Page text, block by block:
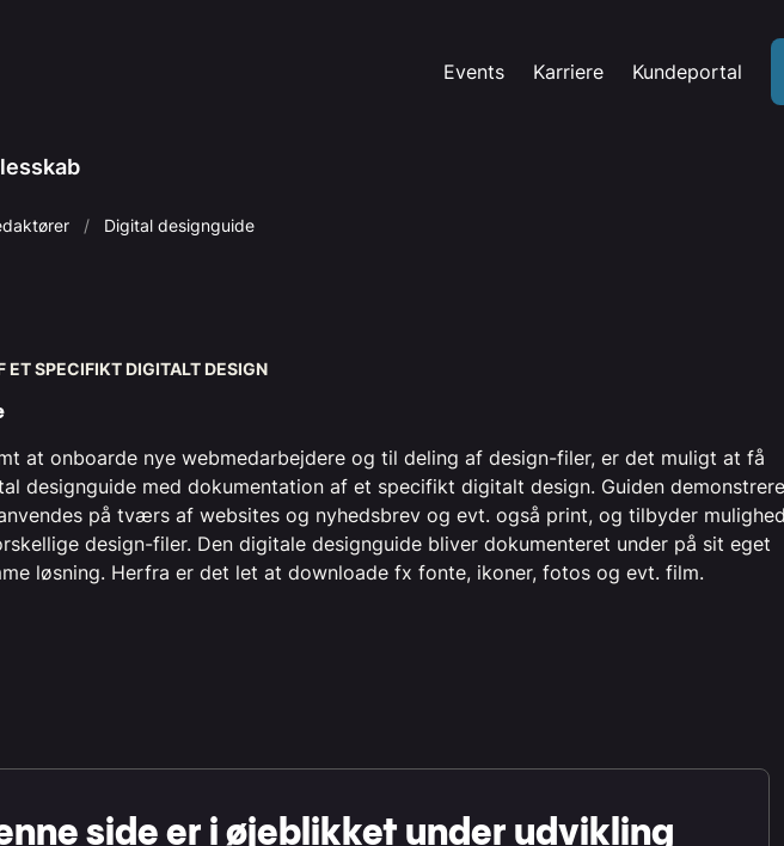
Events Karriere Kundeportal
Digital designguide
ET SPECIFIKT DIGITALT DESIGN
at onboarde nye webmedarbejdere og til deling af design-filer, er det muligt at få
designguide med dokumentation af et specifikt digitalt design. Guiden
på tværs af websites og nyhedsbrev og evt. også print, og tilbyder
design-filer. Den digitale designguide bliver dokumenteret under på sit eget
løsning. Herfra er det let at downloade fx fonte, ikoner, fotos og evt. film.
side er i øjeblikket under udvikling